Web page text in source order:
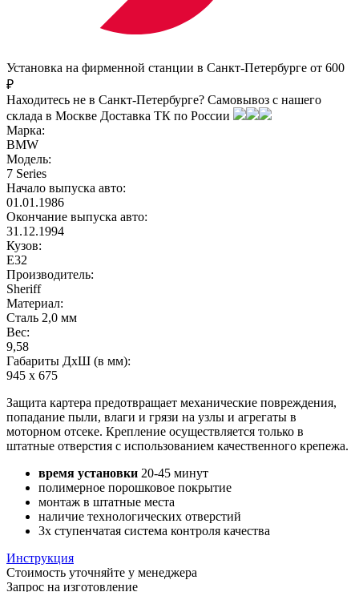
Установка на фирменной станции в Санкт-Петербурге от 600
₽
Находитесь не в Санкт-Петербурге? Самовывоз с нашего
склада в Москве Доставка ТК по России
Марка:
BMW
Модель:
7 Series
Начало выпуска авто:
01.01.1986
Окончание выпуска авто:
31.12.1994
Кузов:
Е32
Производитель:
Sheriff
Материал:
Сталь 2,0 мм
Вес:
9,58
Габариты ДхШ (в мм):
945 х 675
Защита картера предотвращает механические повреждения,
попадание пыли, влаги и грязи на узлы и агрегаты в
моторном отсеке. Крепление осуществляется только в
штатные отверстия с использованием качественного крепежа.
время установки 20-45 минут
полимерное порошковое покрытие
монтаж в штатные места
наличие технологических отверстий
3х ступенчатая система контроля качества
Инструкция
Стоимость уточняйте у менеджера
Запрос на изготовление